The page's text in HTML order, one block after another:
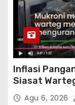
Inflasi
Siasat
Terjangkau
Agu 6, 2026